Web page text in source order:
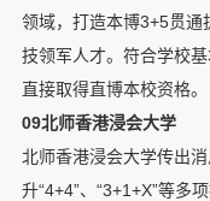
领域，打造本博3+5贯通
技领军人才。符合学校
直接取得直博本校资格。
09北师香港浸会大学
北师香港浸会大学传出
升“4+4”、“3+1+X”等多